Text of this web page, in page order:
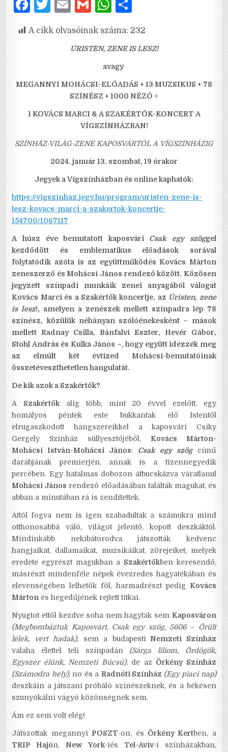
F
c
o
k
T
it
E
ai
l
G
ai
l
W
at
s
A
p
p
ar
e
A cikk olvasóinak száma: 232
ÚRISTEN, ZENE IS LESZ!
avagy
MEGANNYI MOHÁCSI-ELŐADÁS + 13 MUZSIKUS + 78
SZÍNÉSZ + 1000 NÉZŐ =
1 KOVÁCS MARCI & A SZAKÉRTŐK-KONCERT A
VÍGSZÍNHÁZBAN!
SZÍNHÁZ-VILÁG-ZENE KAPOSVÁRTÓL A VÍGSZÍNHÁZIG
2024. január 13. szombat, 19 órakor
Jegyek a Vígszínházban és online kaphatók:
https://vigszinhaz.jegy.hu/program/uristen-zene-is-
lesz-kovacs-marci-a-szakertok-koncertje-
154700/1067117
A húsz éve bemutatott kaposvári Csak egy szöggel
kezdődött és emblematikus előadások sorával
folytatódik azóta is az együttműködés Kovács Márton
zeneszerző és Mohácsi János rendező között. Közösen
jegyzett színpadi munkáik zenei anyagából válogat
Kovács Marci és a Szakértők koncertje, az Úristen, zene
is lesz!, amelyen a zenészek mellett színpadra lép 78
színész, közülük néhányan szólóénekesként – mások
mellett Radnay Csilla, Bánfalvi Eszter, Hevér Gábor,
Stohl András és Kulka János –, hogy együtt idézzék meg
az elmúlt két évtized Mohácsi-bemutatóinak
összetéveszthetetlen hangulatát.
De kik azok a Szakértők?
A Szakértőkalig több, mint 20 évvel ezelőtt, egy
homályos péntek este bukkantak elő Istentől
elrugaszkodott hangszereikkel a kaposvári Csiky
Gergely Színház süllyesztőjéből, Kovács Márton-
Mohácsi István-Mohácsi János: Csak egy szögcímű
darabjának premierjén, annak is a tizennegyedik
percében. Egy hatalmas dobozon átbucskázva váratlanul
Mohácsi János rendező előadásában találták magukat, és
abban a minutában rá is zendítettek.
Attól fogva nem is igen szabadultak a számukra mind
otthonosabbá váló, világot jelentő, kopott deszkáktól.
Mindinkább nekibátorodva játszották kedvenc
hangjaikat, dallamaikat, muzsikáikat, zörejeiket, melyek
eredete egyrészt magukban a Szakértőkben keresendő,
másrészt mindenféle népek évezredes hagyatékában és
elevenségében lelhetők föl, harmadrészt pedig Kovács
Márton és hegedűjének rejtett titkai.
Nyugtot ettől kezdve soha nem hagytak sem Kaposváron
(Megbombáztuk Kaposvárt, Csak egy szög, 5606 – Őrült
lélek, vert hadak), sem a budapestiNemzeti Színház
valaha élettel teli színpadán (Sárga liliom, Ördögök,
Egyszer élünk, Nemzeti Búcsú), de az Örkény Színház
(Számodra hely), no és a Radnóti Színház (Egy piaci nap)
deszkáin a játszani próbáló színészeknek, és a békésen
szunyókálni vágyó közönségnek sem.
Ám ez sem volt elég!
Játszottak megannyiPOSZT-on, és Örkény Kertben, a
TRIP Hajón,New York-iés Tel-Aviv-i színházakban,